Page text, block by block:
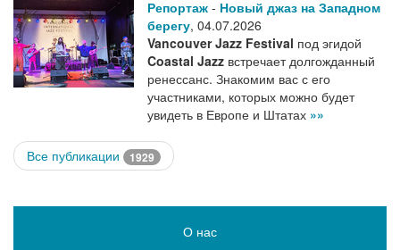
Репортаж - Новый джаз на Западном
берегу, 04.07.2026
Vancouver Jazz Festival под эгидой
Coastal Jazz встречает долгожданный
ренессанс. Знакомим вас с его
участниками, которых можно будет
увидеть в Европе и Штатах »»
Все публикации 1929
О нас